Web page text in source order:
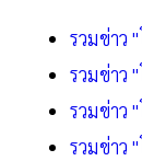
รวมข่าว
รวมข่าว
รวมข่าว
รวมข่าว